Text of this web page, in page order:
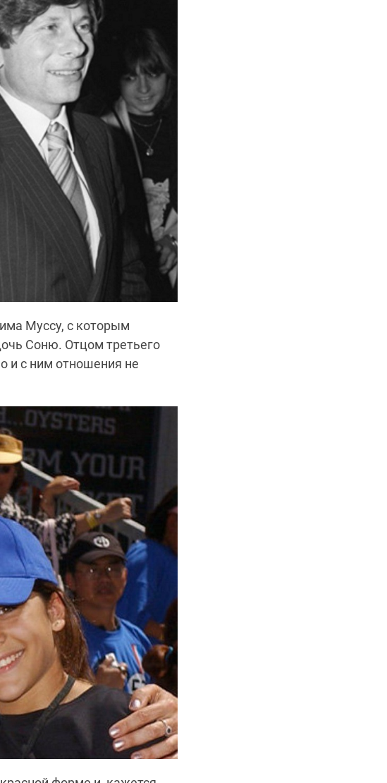
Муссу, с которым
Соню. Отцом третьего
и с ним отношения не